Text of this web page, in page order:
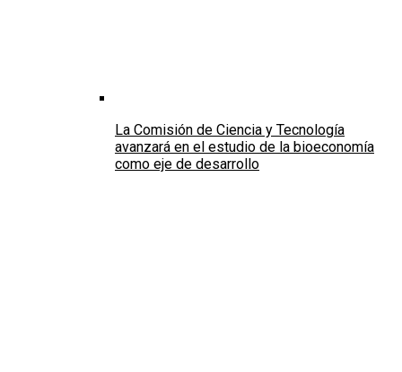
La Comisión de Ciencia y Tecnología
avanzará en el estudio de la bioeconomía
como eje de desarrollo